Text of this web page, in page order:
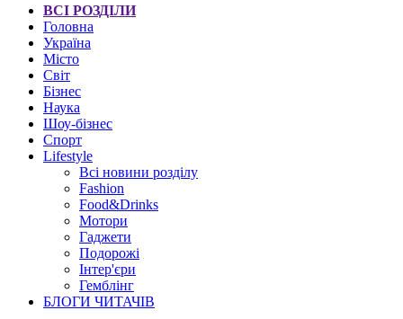
ВСІ РОЗДІЛИ
Головна
Україна
Місто
Світ
Бізнес
Наука
Шоу-бізнес
Спорт
Lifestyle
Всі новини розділу
Fashion
Food&Drinks
Мотори
Гаджети
Подорожі
Інтер'єри
Гемблінг
БЛОГИ ЧИТАЧІВ